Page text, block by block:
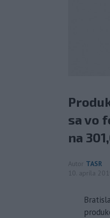
sa vo
na
Autor TASR
10. apríla